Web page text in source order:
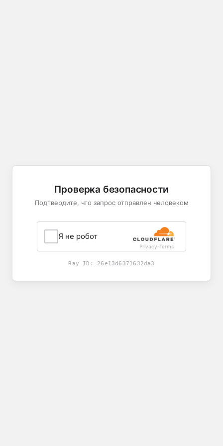
Проверка безопасности
Подтвердите, что запрос отправлен человеком
Я не робот
Privacy-Terms
Ray ID: 26e13d6371632da3